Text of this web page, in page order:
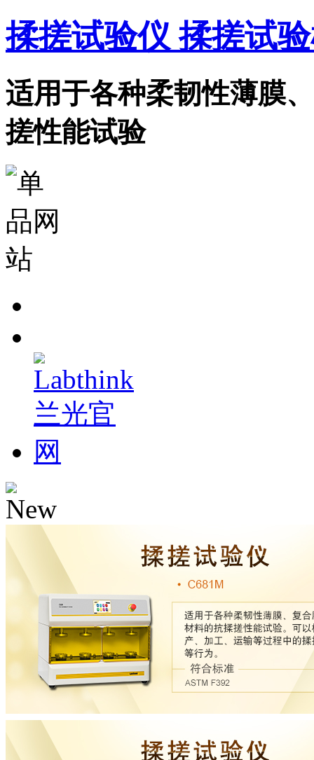
揉搓试验仪 揉搓试
适用于各种柔韧性薄膜
搓性能试验